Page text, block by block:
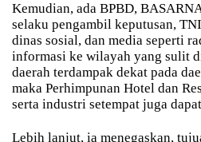
Kemudian, ada BPBD,
selaku pengambil keputusan,
dinas sosial, dan media seperti
informasi ke wilayah yang sulit
daerah terdampak dekat pada
maka Perhimpunan Hotel dan
serta industri setempat juga
Lebih lanjut, ia menegaskan,